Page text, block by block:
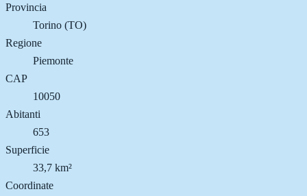
Provincia
Torino (TO)
Regione
Piemonte
CAP
10050
Abitanti
653
Superficie
33,7 km²
Coordinate